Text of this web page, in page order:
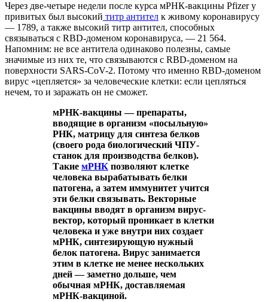
Через две-четыре недели после курса мРНК-вакцины Pfizer у
привитых был высокий титр антител к живому коронавирусу
— 1789, а также высокий титр антител, способных
связываться с RBD-доменом коронавируса, — 21 564.
Напомним: не все антитела одинаково полезны, самые
значимые из них те, что связываются с RBD-доменом на
поверхности SARS-CoV-2. Потому что именно RBD-доменом
вирус «цепляется» за человеческие клетки: если цепляться
нечем, то и заражать он не сможет.
мРНК-вакцины — препараты,
вводящие в организм «посыльную»
РНК, матрицу для синтеза белков
(своего рода биологический ЧПУ-
станок для производства белков).
Такие мРНК позволяют клетке
человека вырабатывать белки
патогена, а затем иммунитет учится
эти белки связывать. Векторные
вакцины вводят в организм вирус-
вектор, который проникает в клетки
человека и уже внутри них создает
мРНК, синтезирующую нужный
белок патогена. Вирус занимается
этим в клетке не менее нескольких
дней — заметно дольше, чем
обычная мРНК, доставляемая
мРНК-вакциной.